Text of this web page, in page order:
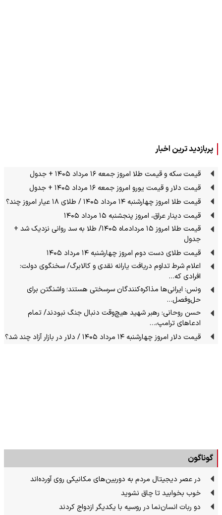
پربازدید ترین اخبار
قیمت سکه و قیمت طلا امروز جمعه ۱۶ مرداد ۱۴۰۵ + جدول
قیمت دلار و قیمت یورو امروز جمعه ۱۶ مرداد ۱۴۰۵ + جدول
قیمت طلا امروز چهارشنبه ۱۴ مرداد ۱۴۰۵ / طلای ۱۸ عیار امروز چند؟
قیمت دینار عراق، امروز پنجشنبه ۱۵ مرداد ۱۴۰۵
قیمت طلا امروز ۱۵ مردادماه ۱۴۰۵/ طلا به سد روانی نزدیک شد +
جدول
قیمت طلای دست دوم امروز چهارشنبه ۱۴ مرداد ۱۴۰۵
اعلام شرط تداوم دریافت یارانه نقدی و کالابرگ/ سخنگوی دولت:
افرادی که…
ونس: ایرانی‌ها مذاکره‌کنندگان سرسختی هستند؛ واشنگتن برای
حل‌وفصل…
حسن روحانی: رهبر شهید هیچ‌وقت دنبال جنگ نبودند/ تمام
ادعاهای ترامپ،…
قیمت دلار امروز چهارشنبه ۱۴ مرداد ۱۴۰۵ / دلار در بازار آزاد چند شد؟
گوناگون
در عصر دیجیتال مردم به دوربین‌های مکانیکی روی آورده‌اند
خوب بخوابید تا چاق نشوید
دو ربات انسان‌نما در روسیه با یکدیگر ازدواج کردند